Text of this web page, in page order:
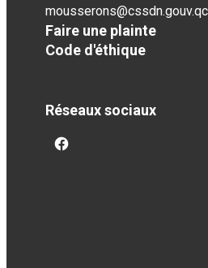
Faire une plainte
Code d'éthique
Réseaux sociaux
facebook